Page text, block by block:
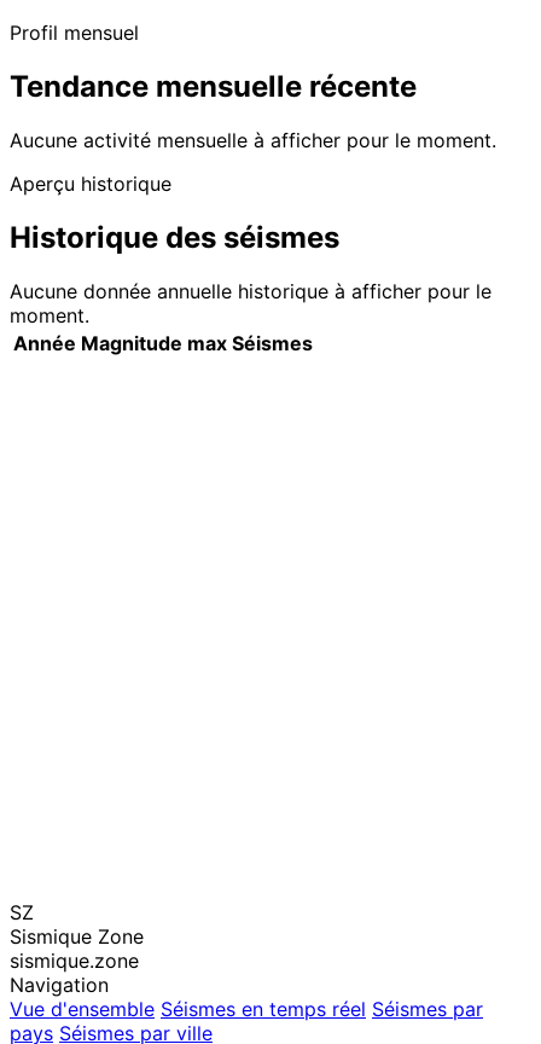
Profil mensuel
Tendance mensuelle récente
Aucune activité mensuelle à afficher pour le moment.
Aperçu historique
Historique des séismes
Aucune donnée annuelle historique à afficher pour le
moment.
Année Magnitude max Séismes
SZ
Sismique Zone
sismique.zone
Navigation
Vue d'ensemble Séismes en temps réel Séismes par
pays Séismes par ville